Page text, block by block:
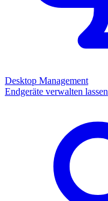
Desktop Management
Endgeräte verwalten lassen